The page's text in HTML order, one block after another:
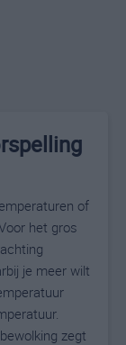
of
het gros
je meer wilt
zegt